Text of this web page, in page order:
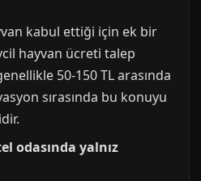
kabul ettiği için ek bir
hayvan ücreti talep
50-150 TL arasında
sırasında bu konuyu
odasında yalnız